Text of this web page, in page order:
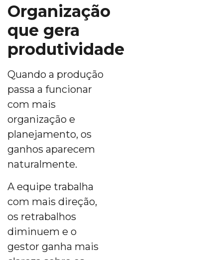
Organização
que gera
produtividade
Quando a produção
passa a funcionar
com mais
organização e
planejamento, os
ganhos aparecem
naturalmente.
A equipe trabalha
com mais direção,
os retrabalhos
diminuem e o
gestor ganha mais